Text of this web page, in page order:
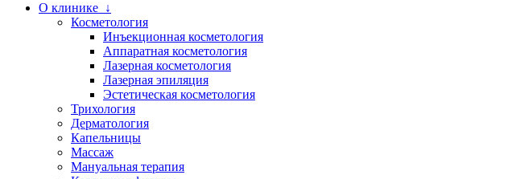
О клинике ↓
Косметология
Инъекционная косметология
Аппаратная косметология
Лазерная косметология
Лазерная эпиляция
Эстетическая косметология
Трихология
Дерматология
Капельницы
Массаж
Мануальная терапия